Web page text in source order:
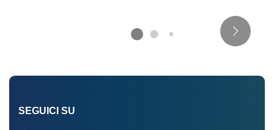
SEGUICI SU